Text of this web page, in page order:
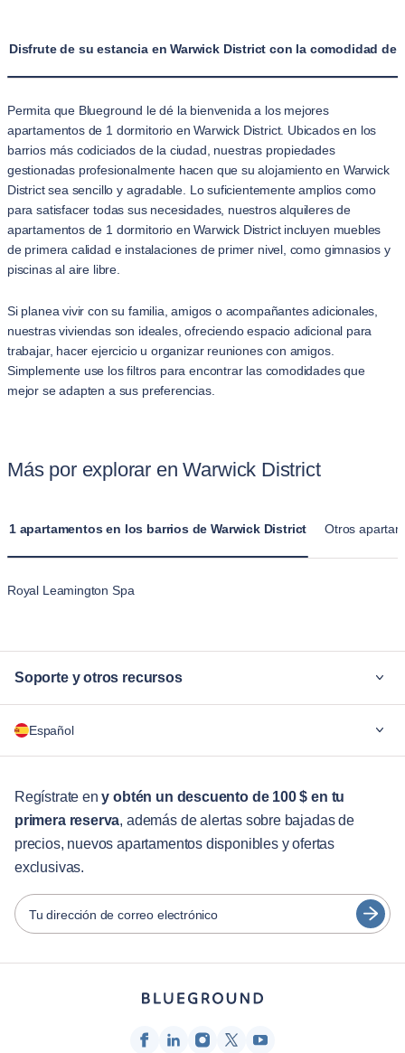
Disfrute de su estancia en Warwick District con la comodidad
Permita que Blueground le dé la bienvenida a los mejores
apartamentos de 1 dormitorio en Warwick District. Ubicados en los
barrios más codiciados de la ciudad, nuestras propiedades
gestionadas profesionalmente hacen que su alojamiento en Warwick
District sea sencillo y agradable. Lo suficientemente amplios como
para satisfacer todas sus necesidades, nuestros alquileres de
apartamentos de 1 dormitorio en Warwick District incluyen muebles
de primera calidad e instalaciones de primer nivel, como gimnasios y
piscinas al aire libre.
Si planea vivir con su familia, amigos o acompañantes adicionales,
nuestras viviendas son ideales, ofreciendo espacio adicional para
trabajar, hacer ejercicio u organizar reuniones con amigos.
Simplemente use los filtros para encontrar las comodidades que
mejor se adapten a sus preferencias.
Más por explorar en Warwick District
1 apartamentos en los barrios de Warwick District Otros
Royal Leamington Spa
Soporte y otros recursos
Para las empresas
Servicios para huéspedes
Guías de ciudades
Socios
Operadores de alquiler amueblado
Propietarios
Socios de franquicia
Español
English
Português
Español
Français
Türkçe
Regístrate eny obtén un descuento de 100 $ en tu
primera reserva, además de alertas sobre bajadas de
precios, nuevos apartamentos disponibles y ofertas
exclusivas.
Tu dirección de correo electrónico